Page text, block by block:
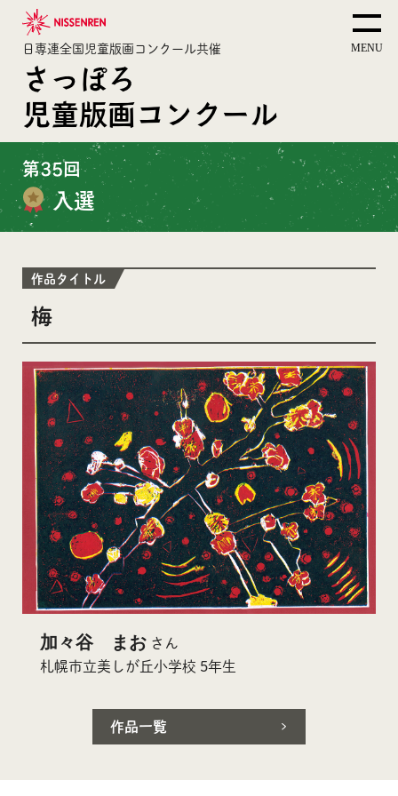
日専連全国児童版画コンクール共催
さっぽろ
児童版画コンクール
第35回
入選
作品タイトル
梅
加々谷 まお さん
札幌市立美しが丘小学校 5年生
作品一覧